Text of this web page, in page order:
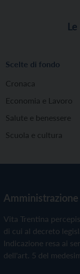
Scelte di fondo
Cronaca
Economia e Lavoro
Salute e benessere
Scuola e cultura
Vita Trentina
di cui al decreto
Indicazione resa ai
dell'art. 5 del